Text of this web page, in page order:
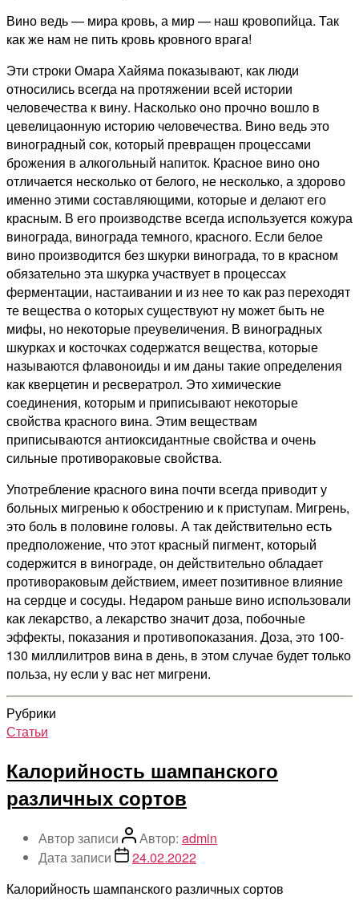
Вино ведь — мира кровь, а мир — наш кровопийца. Так
как же нам не пить кровь кровного врага!
Эти строки Омара Хайяма показывают, как люди
относились всегда на протяжении всей истории
человечества к вину. Насколько оно прочно вошло в
цевелицаонную историю человечества. Вино ведь это
виноградный сок, который превращен процессами
брожения в алкогольный напиток. Красное вино оно
отличается несколько от белого, не несколько, а здорово
именно этими составляющими, которые и делают его
красным. В его производстве всегда используется кожура
винограда, винограда темного, красного. Если белое
вино производится без шкурки винограда, то в красном
обязательно эта шкурка участвует в процессах
ферментации, настаивании и из нее то как раз переходят
те вещества о которых существуют ну может быть не
мифы, но некоторые преувеличения. В виноградных
шкурках и косточках содержатся вещества, которые
называются флавоноиды и им даны такие определения
как кверцетин и ресвератрол. Это химические
соединения, которым и приписывают некоторые
свойства красного вина. Этим веществам
приписываются антиоксидантные свойства и очень
сильные противораковые свойства.
Употребление красного вина почти всегда приводит у
больных мигренью к обострению и к приступам. Мигрень,
это боль в половине головы. А так действительно есть
предположение, что этот красный пигмент, который
содержится в винограде, он действительно обладает
противораковым действием, имеет позитивное влияние
на сердце и сосуды. Недаром раньше вино использовали
как лекарство, а лекарство значит доза, побочные
эффекты, показания и противопоказания. Доза, это 100-
130 миллилитров вина в день, в этом случае будет только
польза, ну если у вас нет мигрени.
Рубрики
Статьи
Калорийность шампанского
различных сортов
Автор записи Автор: admin
Дата записи
24.02.2022
Калорийность шампанского различных сортов